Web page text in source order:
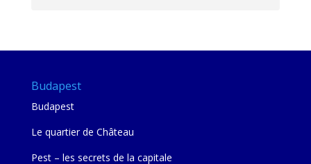
Budapest
Budapest
Le quartier de Château
Pest – les secrets de la capitale